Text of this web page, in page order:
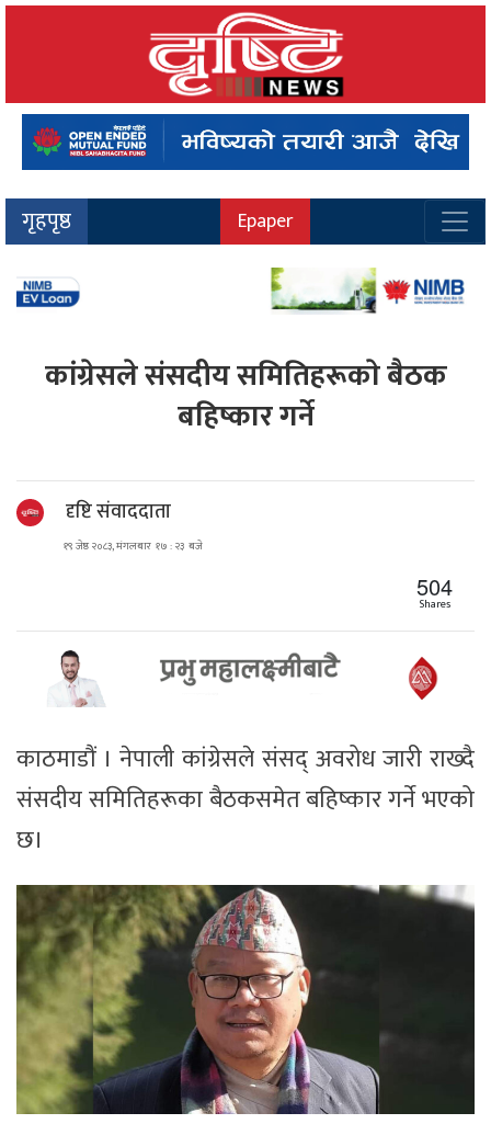
गृहपृष्ठ Epaper
कांग्रेसले संसदीय समितिहरूकाे बैठक
बहिष्कार गर्ने
दृष्टि संवाददाता
१९ जेष्ठ २०८३, मंगलबार १७ : २३ बजे
504
Shares
काठमाडौं । नेपाली कांग्रेसले संसद् अवरोध जारी राख्दै
संसदीय समितिहरूका बैठकसमेत बहिष्कार गर्ने भएको
छ।